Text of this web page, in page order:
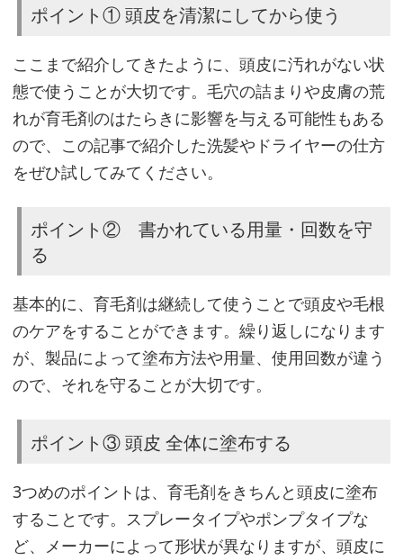
育
剤
の
効
果
を
大
せ
る
康
髪
や
頭
ポイント① 頭皮を清潔にしてから使う
ここまで紹介してきたように、頭皮に汚れがない状
態で使うことが大切です。毛穴の詰まりや皮膚の荒
れが育毛剤のはたらきに影響を与える可能性もある
ので、この記事で紹介した洗髪やドライヤーの仕方
をぜひ試してみてください。
ポイント② 書かれている用量・回数を守
る
基本的に、育毛剤は継続して使うことで頭皮や毛根
のケアをすることができます。繰り返しになります
が、製品によって塗布方法や用量、使用回数が違う
ので、それを守ることが大切です。
ポイント③ 頭皮 全体に塗布する
3つめのポイントは、育毛剤をきちんと頭皮に塗布
することです。スプレータイプやポンプタイプな
ど、メーカーによって形状が異なりますが、頭皮に